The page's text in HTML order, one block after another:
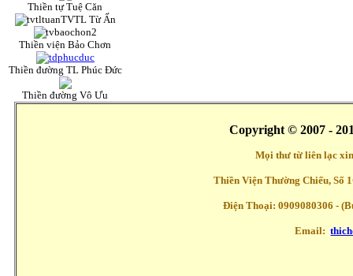
Thiền tự Tuệ Căn
TVTL Từ Ấn
Thiền viện Bảo Chơn
Thiền đường TL Phúc Đức
Thiền đường Vô Ưu
Copyright © 2007 -
Mọi thư từ liên lạc
Thiền Viện Thường Chiếu, Số
Điện Thoại: 0909080306 -
Email: